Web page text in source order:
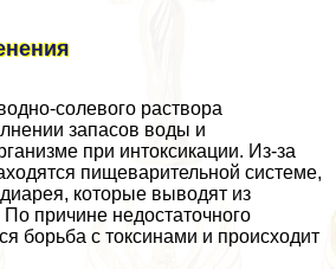
солевого раствора
запасов воды и
при интоксикации. Из-за
пищеварительной системе,
которые выводят из
причине недостаточного
борьба с токсинами и происходит